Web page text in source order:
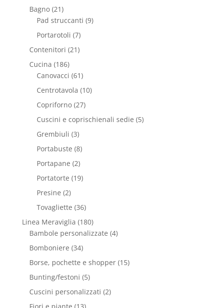
Bagno (21)
Pad struccanti (9)
Portarotoli (7)
Contenitori (21)
Cucina (186)
Canovacci (61)
Centrotavola (10)
Copriforno (27)
Cuscini e coprischienali sedie (5)
Grembiuli (3)
Portabuste (8)
Portapane (2)
Portatorte (19)
Presine (2)
Tovagliette (36)
Linea Meraviglia (180)
Bambole personalizzate (4)
Bomboniere (34)
Borse, pochette e shopper (15)
Bunting/festoni (5)
Cuscini personalizzati (2)